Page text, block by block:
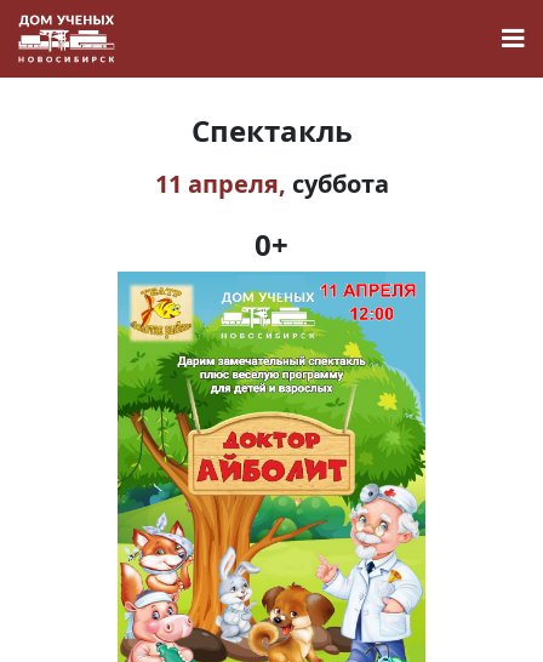
Наука
О Доме учёных
Виртуальный тур
Контакты
Вакансии
Спектакль
11 апреля, суббота
0+